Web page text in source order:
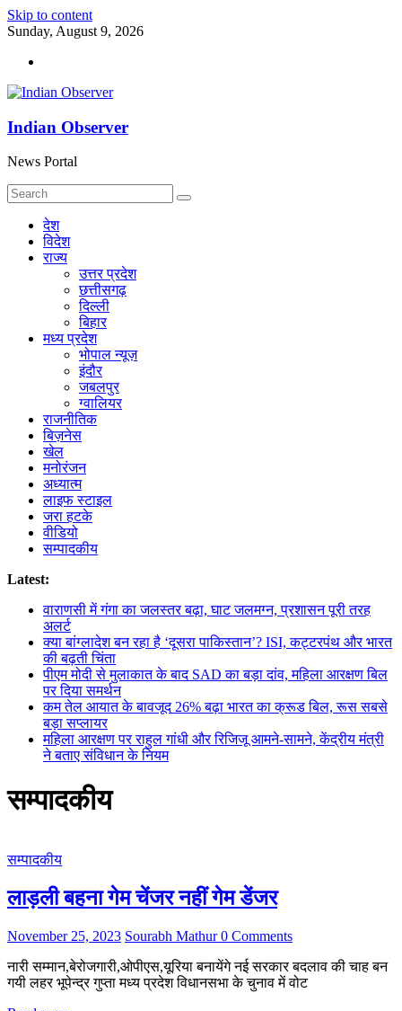
Skip to content
Sunday, August 9, 2026
Indian Observer
News Portal
देश
विदेश
राज्य
उत्तर प्रदेश
छत्तीसगढ़
दिल्ली
बिहार
मध्य प्रदेश
भोपाल न्यूज़
इंदौर
जबलपुर
ग्वालियर
राजनीतिक
बिज़नेस
खेल
मनोरंजन
अध्यात्म
लाइफ स्टाइल
जरा हटके
वीडियो
सम्पादकीय
Latest:
वाराणसी में गंगा का जलस्तर बढ़ा, घाट जलमग्न, प्रशासन पूरी तरह
अलर्ट
क्या बांग्लादेश बन रहा है ‘दूसरा पाकिस्तान’? ISI, कट्टरपंथ और भारत
की बढ़ती चिंता
पीएम मोदी से मुलाकात के बाद SAD का बड़ा दांव, महिला आरक्षण बिल
पर दिया समर्थन
कम तेल आयात के बावजूद 26% बढ़ा भारत का क्रूड बिल, रूस सबसे
बड़ा सप्लायर
महिला आरक्षण पर राहुल गांधी और रिजिजू आमने-सामने, केंद्रीय मंत्री
ने बताए संविधान के नियम
सम्पादकीय
सम्पादकीय
लाड़ली बहना गेम चेंजर नहीं गेम डेंजर
November 25, 2023 Sourabh Mathur0 Comments
नारी सम्मान,बेरोजगारी,ओपीएस,यूरिया बनायेंगे नई सरकार बदलाव की चाह बन
गयी लहर भूपेन्द्र गुप्ता मध्य प्रदेश विधानसभा के चुनाव में वोट